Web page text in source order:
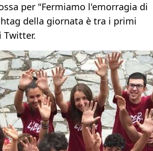
per "Fermiamo l'emorragia di
della giornata è tra i primi
Twitter.